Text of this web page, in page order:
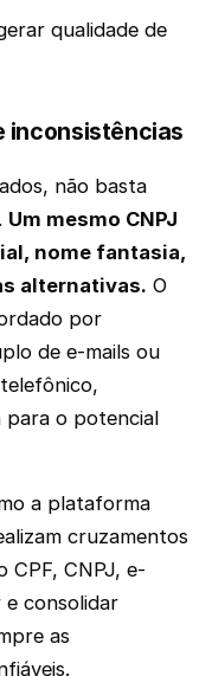
qualidade de
inconsistências
não basta
Um mesmo CNPJ
nome fantasia,
alternativas. O
por
de e-mails ou
para o potencial
a plataforma
cruzamentos
CPF, CNPJ, e-
consolidar
as